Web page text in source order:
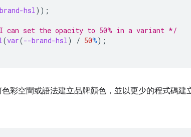
hsl));
set the opacity to 50% in a variant */
(var(--brand-hsl) / 50%);
色彩空間或語法建立品牌顏色，並以更少的程式碼